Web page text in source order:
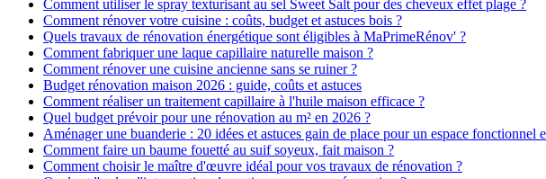
Comment utiliser le spray texturisant au sel Sweet Salt pour des cheveux effet plage ?
Comment rénover votre cuisine : coûts, budget et astuces bois ?
Quels travaux de rénovation énergétique sont éligibles à MaPrimeRénov' ?
Comment fabriquer une laque capillaire naturelle maison ?
Comment rénover une cuisine ancienne sans se ruiner ?
Budget rénovation maison 2026 : guide, coûts et astuces
Comment réaliser un traitement capillaire à l'huile maison efficace ?
Quel budget prévoir pour une rénovation au m² en 2026 ?
Aménager une buanderie : 20 idées et astuces gain de place pour un espace fonctionnel
Comment faire un baume fouetté au suif soyeux, fait maison ?
Comment choisir le maître d'œuvre idéal pour vos travaux de rénovation ?